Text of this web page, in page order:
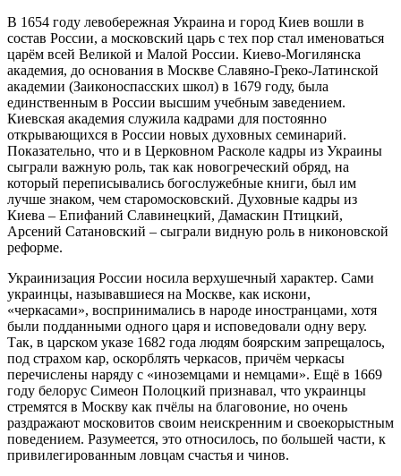
В 1654 году левобережная Украина и город Киев вошли в
состав России, а московский царь с тех пор стал именоваться
царём всей Великой и Малой России. Киево-Могилянска
академия, до основания в Москве Славяно-Греко-Латинской
академии (Заиконоспасских школ) в 1679 году, была
единственным в России высшим учебным заведением.
Киевская академия служила кадрами для постоянно
открывающихся в России новых духовных семинарий.
Показательно, что и в Церковном Расколе кадры из Украины
сыграли важную роль, так как новогреческий обряд, на
который переписывались богослужебные книги, был им
лучше знаком, чем старомосковский. Духовные кадры из
Киева – Епифаний Славинецкий, Дамаскин Птицкий,
Арсений Сатановский – сыграли видную роль в никоновской
реформе.
Украинизация России носила верхушечный характер. Сами
украинцы, называвшиеся на Москве, как искони,
«черкасами», воспринимались в народе иностранцами, хотя
были подданными одного царя и исповедовали одну веру.
Так, в царском указе 1682 года людям боярским запрещалось,
под страхом кар, оскорблять черкасов, причём черкасы
перечислены наряду с «иноземцами и немцами». Ещё в 1669
году белорус Симеон Полоцкий признавал, что украинцы
стремятся в Москву как пчёлы на благовоние, но очень
раздражают московитов своим неискренним и своекорыстным
поведением. Разумеется, это относилось, по большей части, к
привилегированным ловцам счастья и чинов.